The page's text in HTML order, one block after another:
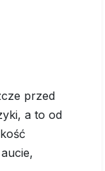
przed
a to od